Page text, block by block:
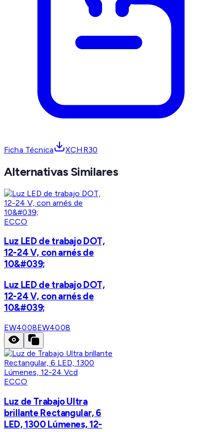
Ficha Técnica XCHR30
Alternativas Similares
ECCO
Luz LED de trabajo DOT,
12-24 V, con arnés de
10&#039;
Luz LED de trabajo DOT,
12-24 V, con arnés de
10&#039;
EW4008EW4008
ECCO
Luz de Trabajo Ultra
brillante Rectangular, 6
LED, 1300 Lúmenes, 12-